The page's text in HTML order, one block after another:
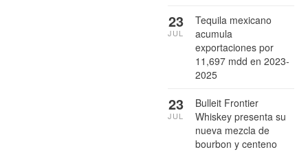
Tequila mexicano
acumula
exportaciones por
11,697 mdd en 2023-
2025
23
JUL
Bulleit Frontier
Whiskey presenta su
nueva mezcla de
bourbon y centeno
23
JUL